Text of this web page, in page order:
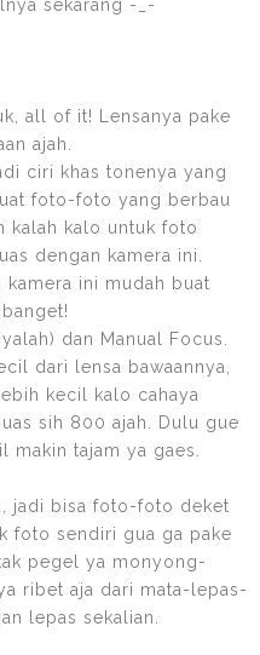
sekarang -_-
all of it! Lensanya pake
ajah.
ciri khas tonenya yang
foto-foto yang berbau
kalah kalo untuk foto
dengan kamera ini.
kamera ini mudah buat
dan Manual Focus.
dari lensa bawaannya,
kecil kalo cahaya
sih 800 ajah. Dulu gue
makin tajam ya gaes.
jadi bisa foto-foto deket
foto sendiri gua ga pake
pegel ya monyong-
ribet aja dari mata-lepas-
lepas sekalian.